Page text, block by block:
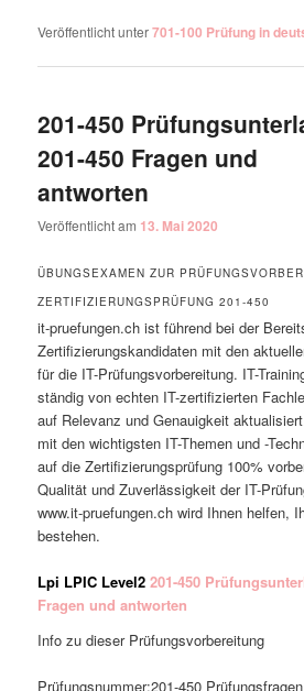
Veröffentlicht unter701-100 Prüfung in
201-450
201-450 Fragen und
antworten
Veröffentlicht am 13. Mai 2020
ÜBUNGSEXAMEN ZUR
ZERTIFIZIERUNGSPRÜFUNG 201-450
it-pruefungen.ch ist führend bei der
Zertifizierungskandidaten mit den
für die IT-Prüfungsvorbereitung. IT-
ständig von echten IT-zertifizierten
auf Relevanz und Genauigkeit
mit den wichtigsten IT-Themen und -
auf die Zertifizierungsprüfung 100%
Qualität und Zuverlässigkeit der IT-
www.it-pruefungen.ch wird Ihnen helfen,
bestehen.
Lpi LPIC Level2201-450
Fragen und antworten
Info zu dieser Prüfungsvorbereitung
Prüfungsnummer:201-450